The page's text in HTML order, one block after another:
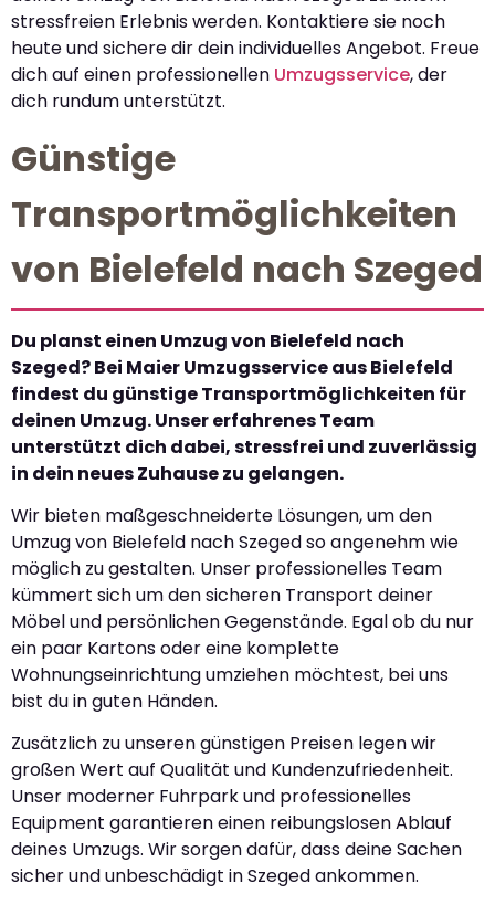
stressfreien Erlebnis werden. Kontaktiere sie noch
heute und sichere dir dein individuelles Angebot. Freue
dich auf einen professionellen Umzugsservice, der
dich rundum unterstützt.
Günstige
Transportmöglichkeiten
von Bielefeld nach Szeged
Du planst einen Umzug von Bielefeld nach
Szeged? Bei Maier Umzugsservice aus Bielefeld
findest du günstige Transportmöglichkeiten für
deinen Umzug. Unser erfahrenes Team
unterstützt dich dabei, stressfrei und zuverlässig
in dein neues Zuhause zu gelangen.
Wir bieten maßgeschneiderte Lösungen, um den
Umzug von Bielefeld nach Szeged so angenehm wie
möglich zu gestalten. Unser professionelles Team
kümmert sich um den sicheren Transport deiner
Möbel und persönlichen Gegenstände. Egal ob du nur
ein paar Kartons oder eine komplette
Wohnungseinrichtung umziehen möchtest, bei uns
bist du in guten Händen.
Zusätzlich zu unseren günstigen Preisen legen wir
großen Wert auf Qualität und Kundenzufriedenheit.
Unser moderner Fuhrpark und professionelles
Equipment garantieren einen reibungslosen Ablauf
deines Umzugs. Wir sorgen dafür, dass deine Sachen
sicher und unbeschädigt in Szeged ankommen.